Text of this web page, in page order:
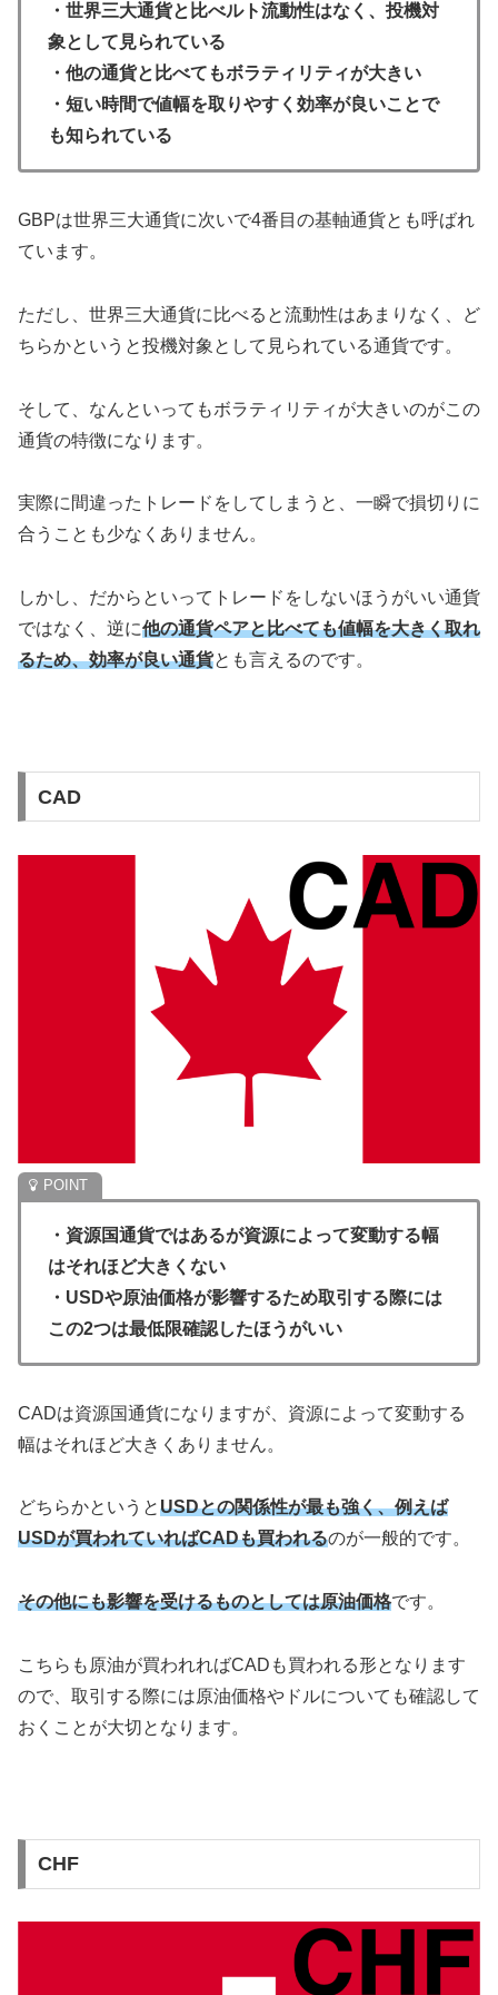
・世界三大通貨と比べルト流動性はなく、投機対
象として見られている
・他の通貨と比べてもボラティリティが大きい
・短い時間で値幅を取りやすく効率が良いことで
も知られている
GBPは世界三大通貨に次いで4番目の基軸通貨とも呼ばれ
ています。
ただし、世界三大通貨に比べると流動性はあまりなく、ど
ちらかというと投機対象として見られている通貨です。
そして、なんといってもボラティリティが大きいのがこの
通貨の特徴になります。
実際に間違ったトレードをしてしまうと、一瞬で損切りに
合うことも少なくありません。
しかし、だからといってトレードをしないほうがいい通貨
ではなく、逆に他の通貨ペアと比べても値幅を大きく取れ
るため、効率が良い通貨とも言えるのです。
CAD
・資源国通貨ではあるが資源によって変動する幅
はそれほど大きくない
・USDや原油価格が影響するため取引する際には
この2つは最低限確認したほうがいい
CADは資源国通貨になりますが、資源によって変動する
幅はそれほど大きくありません。
どちらかというとUSDとの関係性が最も強く、例えば
USDが買われていればCADも買われるのが一般的です。
その他にも影響を受けるものとしては原油価格です。
こちらも原油が買われればCADも買われる形となります
ので、取引する際には原油価格やドルについても確認して
おくことが大切となります。
CHF